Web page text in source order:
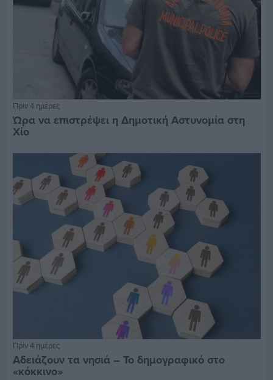
Πριν 4 ημέρες
Ώρα να επιστρέψει η Δημοτική Αστυνομία στη
Χίο
Πριν 4 ημέρες
Αδειάζουν τα νησιά – Το δημογραφικό στο
«κόκκινο»